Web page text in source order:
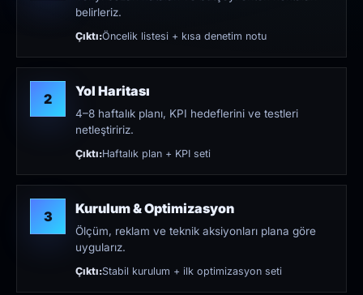
belirleriz.
Çıktı:Öncelik listesi + kısa denetim notu
2 Yol Haritası
4–8 haftalık planı, KPI hedeflerini ve testleri
netleştiririz.
Çıktı:Haftalık plan + KPI seti
3 Kurulum & Optimizasyon
Ölçüm, reklam ve teknik aksiyonları plana göre
uygularız.
Çıktı:Stabil kurulum + ilk optimizasyon seti